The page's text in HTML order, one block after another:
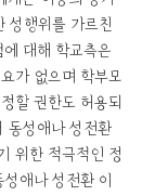
성행위를 가르친
대해 학교측은
가 없으며 학부모
할 권한도 허용되
동성애나 성전환
위한 적극적인 정
애나 성전환 이